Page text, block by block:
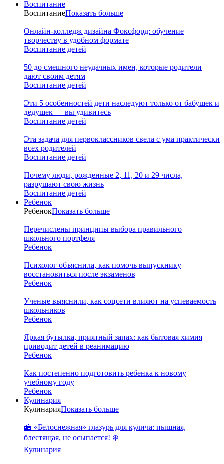
Воспитание
ВоспитаниеПоказать больше
Онлайн-колледж дизайна Фоксфорд: обучение
творчеству в удобном формате
Воспитание детей
50 до смешного неудачных имен, которые родители
дают своим детям
Воспитание детей
Эти 5 особенностей дети наследуют только от бабушек и
дедушек — вы удивитесь
Воспитание детей
Эта задача для первоклассников свела с ума практически
всех родителей
Воспитание детей
Почему люди, рожденные 2, 11, 20 и 29 числа,
разрушают свою жизнь
Воспитание детей
Ребенок
РебенокПоказать больше
Перечислены принципы выбора правильного
школьного портфеля
Ребенок
Психолог объяснила, как помочь выпускнику
восстановиться после экзаменов
Ребенок
Ученые выяснили, как соцсети влияют на успеваемость
школьников
Ребенок
Яркая бутылка, приятный запах: как бытовая химия
приводит детей в реанимацию
Ребенок
Как постепенно подготовить ребенка к новому
учебному году
Ребенок
Кулинария
КулинарияПоказать больше
🍰 «Белоснежная» глазурь для кулича: пышная,
блестящая, не осыпается! ❄️
Кулинария